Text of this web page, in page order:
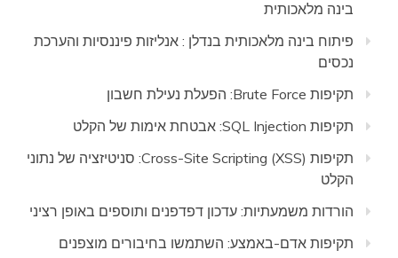
בינה מלאכותית
פיתוח בינה מלאכותית בנדלן : אנליזות פיננסיות והערכת
נכסים
תקיפות Brute Force: הפעלת נעילת חשבון
תקיפות SQL Injection: אבטחת אימות של הקלט
תקיפות Cross-Site Scripting (XSS): סניטיזציה של נתוני
הקלט
הורדות משמעתיות: עדכון דפדפנים ותוספים באופן רציני
תקיפות אדם-באמצע: השתמשו בחיבורים מוצפנים